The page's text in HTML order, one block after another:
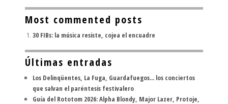
Most commented posts
30 FIBs: la música resiste, cojea el encuadre
Últimas entradas
Los Delinqüentes, La Fuga, Guardafuegos... los conciertos
que salvan el paréntesis festivalero
Guía del Rototom 2026: Alpha Blondy, Major Lazer, Protoje,